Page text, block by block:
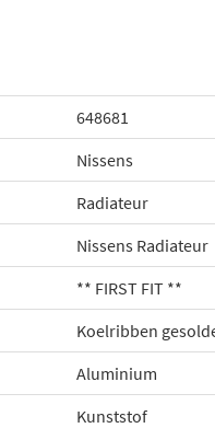
648681
Nissens
Radiateur
Nissens Radiateur
** FIRST FIT **
Koelribben
Aluminium
Kunststof